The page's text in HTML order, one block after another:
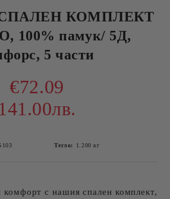
КОМПЛЕКТ
100% памук/ 5Д,
5 части
€72.09
141.00лв.
Тегло: 1.200 кг
комфорт с нашия спален комплект,